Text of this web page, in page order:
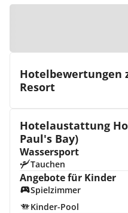
Hotelbewertungen
Resort
Hotelaustattung
Paul's Bay)
Wassersport
Tauchen
Angebote für Kinder
Spielzimmer
Kinder-Pool